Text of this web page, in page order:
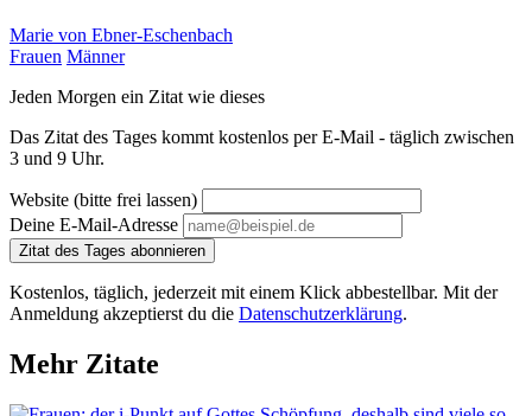
Marie von Ebner-Eschenbach
Frauen Männer
Jeden Morgen ein Zitat wie dieses
Das Zitat des Tages kommt kostenlos per E-Mail - täglich zwischen
3 und 9 Uhr.
Website (bitte frei lassen)
Deine E-Mail-Adresse
Zitat des Tages abonnieren
Kostenlos, täglich, jederzeit mit einem Klick abbestellbar. Mit der
Anmeldung akzeptierst du die Datenschutzerklärung.
Mehr Zitate